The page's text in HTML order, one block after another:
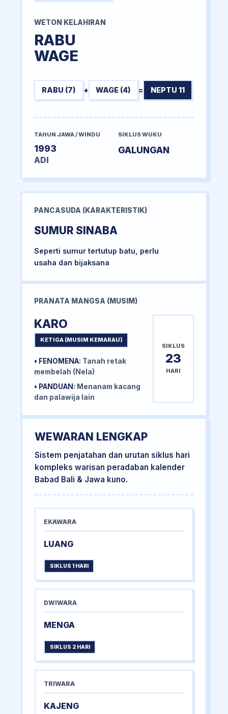
WETON KELAHIRAN
RABU
WAGE
RABU (7) + WAGE (4) = NEPTU 11
TAHUN JAWA / WINDU
1993
ADI
SIKLUS WUKU
GALUNGAN
PANCASUDA (KARAKTERISTIK)
SUMUR SINABA
Seperti sumur tertutup batu, perlu
usaha dan bijaksana
PRANATA MANGSA (MUSIM)
KARO
KETIGA (MUSIM KEMARAU)
• FENOMENA: Tanah retak
membelah (Nela)
• PANDUAN: Menanam kacang
dan palawija lain
SIKLUS
23
HARI
WEWARAN LENGKAP
Sistem penjatahan dan urutan siklus hari
kompleks warisan peradaban kalender
Babad Bali & Jawa kuno.
EKAWARA
LUANG
SIKLUS 1 HARI
DWIWARA
MENGA
SIKLUS 2 HARI
TRIWARA
KAJENG